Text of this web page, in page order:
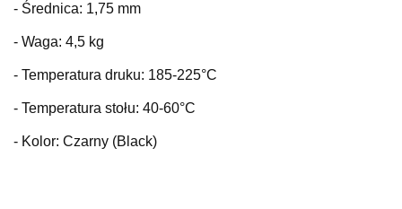
- Średnica: 1,75 mm
- Waga: 4,5 kg
- Temperatura druku: 185-225°C
- Temperatura stołu: 40-60°C
- Kolor: Czarny (Black)